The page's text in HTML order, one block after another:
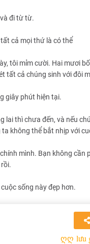
đi từ từ.
cả mọi thứ là có thể
tôi mỉm cười. Hai mươi
tất cả chúng sinh với đôi
giây phút hiện tại.
lai thì chưa đến, và nếu
không thể bắt nhịp với
mình. Bạn không
sống này đẹp hơn.
ღღ lưu